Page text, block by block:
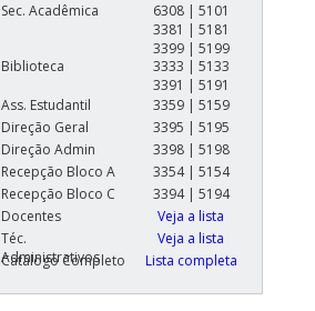
Sec. Acadêmica
6308 | 5101
3381 | 5181
3399 | 5199
Biblioteca
3333 | 5133
3391 | 5191
Ass. Estudantil
3359 | 5159
Direção Geral
3395 | 5195
Direção Admin
3398 | 5198
Recepção Bloco A
3354 | 5154
Recepção Bloco C
3394 | 5194
Docentes
Veja a lista
Téc.
Administrativos
Veja a lista
Catálogo Completo
Lista completa